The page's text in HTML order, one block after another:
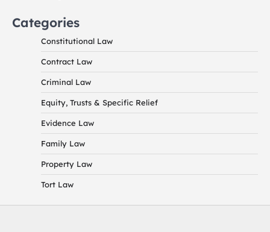
Categories
Constitutional Law
Contract Law
Criminal Law
Equity, Trusts & Specific Relief
Evidence Law
Family Law
Property Law
Tort Law